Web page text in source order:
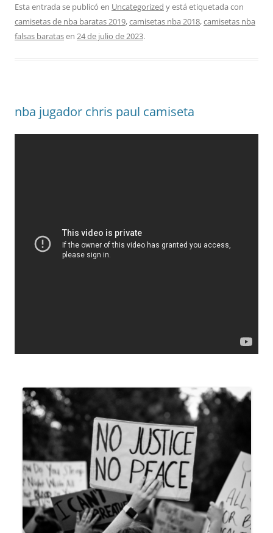
Esta entrada se publicó en Uncategorized y está etiquetada con
camisetas de nba baratas 2019,camisetas nba 2018,camisetas nba
falsas baratasen 24 de julio de 2023.
nba jugador chris paul camiseta